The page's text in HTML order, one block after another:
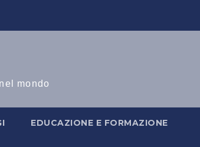
mondo
EDUCAZIONE E FORMAZIONE